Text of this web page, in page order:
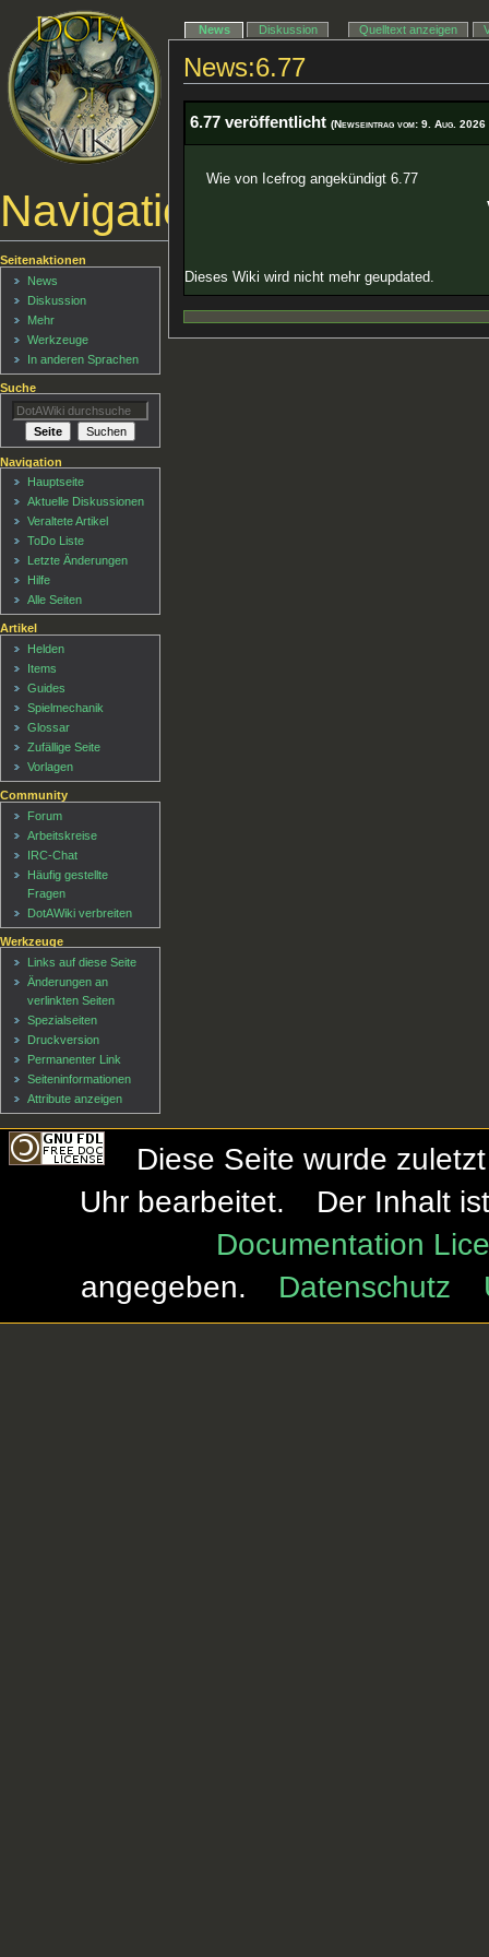
News:6.77
6.77 veröffentlicht(Newseintrag vom: 9. Aug.
Wie von Icefrog angekündigt 6.77
Dieses Wiki wird nicht mehr geupdated.
Navigationsmenü
News Diskussion Quelltext anzeigen
Seitenaktionen
News
Diskussion
Mehr
Werkzeuge
In anderen Sprachen
Suche
Navigation
Hauptseite
Aktuelle Diskussionen
Veraltete Artikel
ToDo Liste
Letzte Änderungen
Hilfe
Alle Seiten
Artikel
Helden
Items
Guides
Spielmechanik
Glossar
Zufällige Seite
Vorlagen
Community
Forum
Arbeitskreise
IRC-Chat
Häufig gestellte
Fragen
DotAWiki verbreiten
Werkzeuge
Links auf diese Seite
Änderungen an
verlinkten Seiten
Spezialseiten
Druckversion
Permanenter Link
Seiten­informationen
Attribute anzeigen
Diese Seite wurde
Uhr bearbeitet.
Der Inhalt
Documentation
angegeben.
Datenschutz